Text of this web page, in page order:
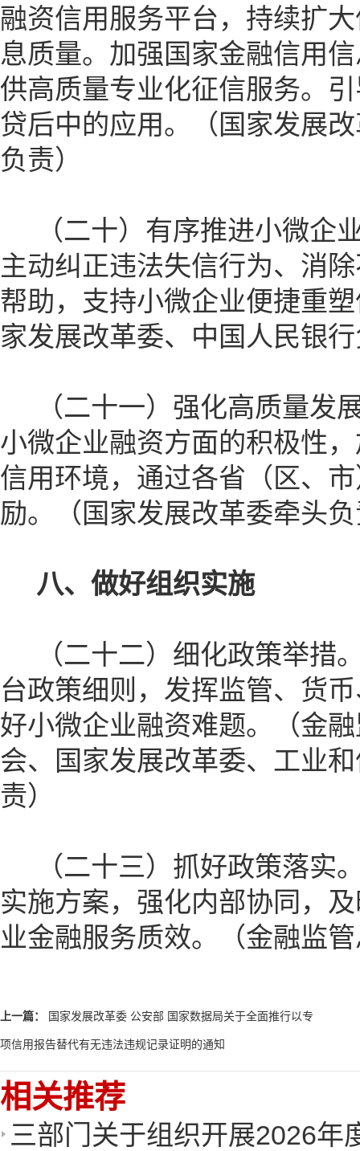
融资信用服务平台，持续扩
息质量。加强国家金融信用
供高质量专业化征信服务。
贷后中的应用。（国家发展
负责）
（二十）有序推进小微企
主动纠正违法失信行为、消
帮助，支持小微企业便捷重
家发展改革委、中国人民银
（二十一）强化高质量发
小微企业融资方面的积极性
信用环境，通过各省（区、
励。（国家发展改革委牵头
八、做好组织实施
（二十二）细化政策举措
台政策细则，发挥监管、货
好小微企业融资难题。（金
会、国家发展改革委、工业
责）
（二十三）抓好政策落实
实施方案，强化内部协同，
业金融服务质效。（金融监
上一篇： 国家发展改革委 公安部 国家数据局关于全面推行以专
项信用报告替代有无违法违规记录证明的通知
相关推荐
三部门关于组织开展2026年